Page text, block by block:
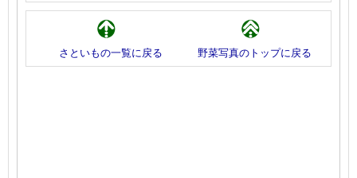
さといもの一覧に戻る 野菜写真のトップに戻る